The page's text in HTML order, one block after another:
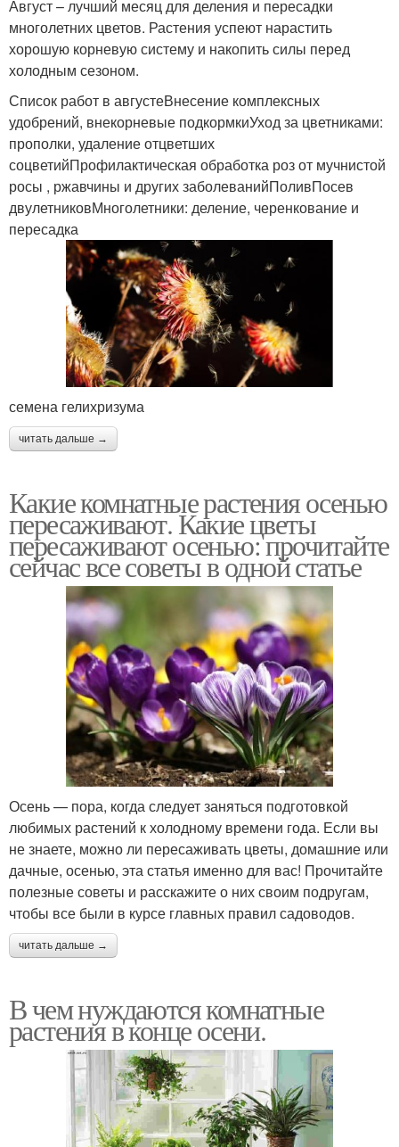
Август – лучший месяц для деления и пересадки
многолетних цветов. Растения успеют нарастить
хорошую корневую систему и накопить силы перед
холодным сезоном.
Список работ в августеВнесение комплексных
удобрений, внекорневые подкормкиУход за цветниками:
прополки, удаление отцветших
соцветийПрофилактическая обработка роз от мучнистой
росы , ржавчины и других заболеванийПоливПосев
двулетниковМноголетники: деление, черенкование и
пересадка
семена гелихризума
читать дальше →
Какие комнатные растения осенью
пересаживают. Какие цветы
пересаживают осенью: прочитайте
сейчас все советы в одной статье
Осень — пора, когда следует заняться подготовкой
любимых растений к холодному времени года. Если вы
не знаете, можно ли пересаживать цветы, домашние или
дачные, осенью, эта статья именно для вас! Прочитайте
полезные советы и расскажите о них своим подругам,
чтобы все были в курсе главных правил садоводов.
читать дальше →
В чем нуждаются комнатные
растения в конце осени.